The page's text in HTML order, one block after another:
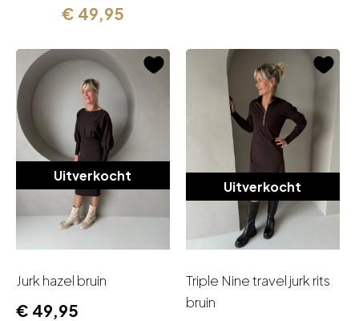
prijs
€ 89,95.
€ 49,95
prijs
€ 49,95.
Uitverkocht
Jurk hazel bruin
€ 49,95
Uitverkocht
Triple Nine travel jurk rits
bruin